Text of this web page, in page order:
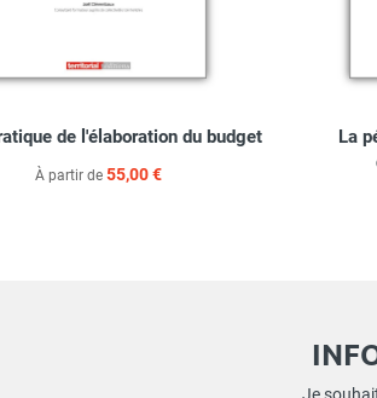
de l'élaboration du budget
À partir de55,00 €
La